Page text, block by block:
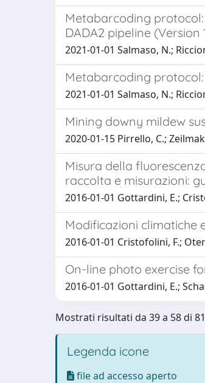
Metabarcoding
DADA2 pipeline (Version
2021-01-01 Salmaso, N.;
Metabarcoding protocol:
2021-01-01 Salmaso, N.;
Mining downy mildew
2020-01-15 Pirrello, C.;
Misura della
raccolta e misurazioni:
2016-01-01 Gottardini, E.;
Modificazioni climatiche
2016-01-01 Cristofolini, F.;
On-line photo exercise
2016-01-01 Gottardini, E.;
Mostrati risultati da 39 a 58 di 81
Legenda icone
file ad accesso aperto